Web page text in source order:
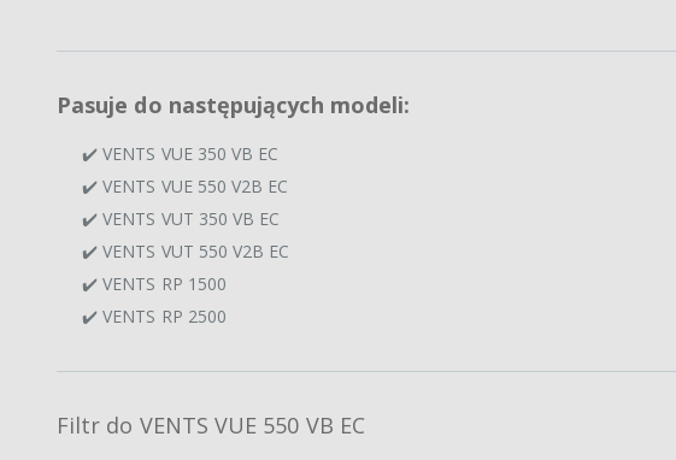
Pasuje do następujących modeli:
✔️ VENTS VUE 350 VB EC
✔️ VENTS VUE 550 V2B EC
✔️ VENTS VUT 350 VB EC
✔️ VENTS VUT 550 V2B EC
✔️ VENTS RP 1500
✔️ VENTS RP 2500
Filtr do VENTS VUE 550 VB EC